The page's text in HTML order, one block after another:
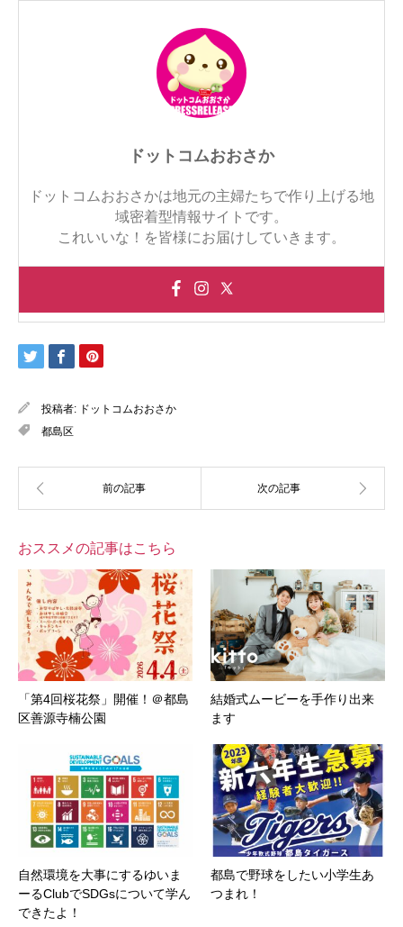
ドットコムおおさか
ドットコムおおさかは地元の主婦たちで作り上げる地
域密着型情報サイトです。
これいいな！を皆様にお届けしていきます。
投稿者: ドットコムおおさか
都島区
おススメの記事はこちら
「第4回桜花祭」開催！＠都島
区善源寺楠公園
結婚式ムービーを手作り出来
ます
自然環境を大事にするゆいま
ーるClubでSDGsについて学ん
できたよ！
都島で野球をしたい小学生あ
つまれ！